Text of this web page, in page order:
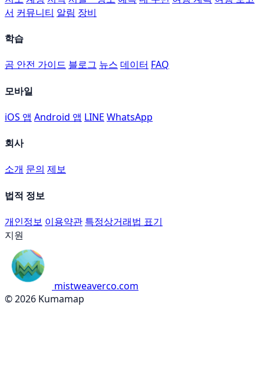
서 커뮤니티 알림 장비
학습
곰 안전 가이드 블로그 뉴스 데이터 FAQ
모바일
iOS 앱 Android 앱 LINE WhatsApp
회사
소개 문의 제보
법적 정보
개인정보 이용약관 특정상거래법 표기
지원
mistweaverco.com
© 2026 Kumamap